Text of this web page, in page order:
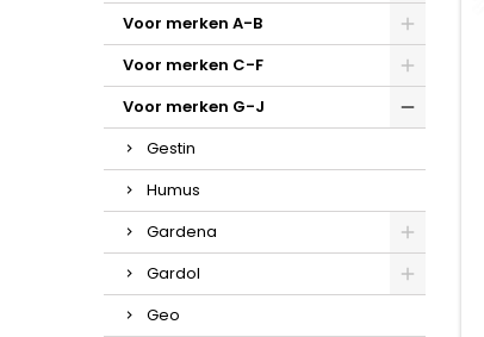
Voor merken A-B
Voor merken C-F
Voor merken G-J
Gestin
Humus
Gardena
Gardol
Geo